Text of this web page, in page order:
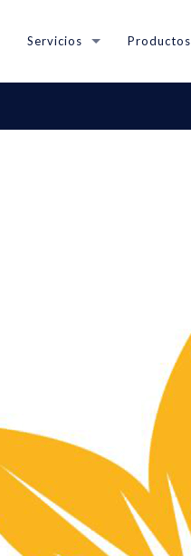
Servicios Productos